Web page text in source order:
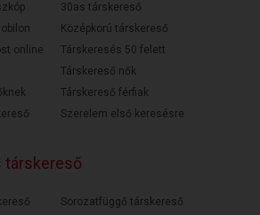
online
30as társkereső
Középkorú társkereső
Társkeresés 50 felett
Társkereső nők
Társkereső férfiak
Szerelem első keresésre
társkereső
Sorozatfüggő társkereső